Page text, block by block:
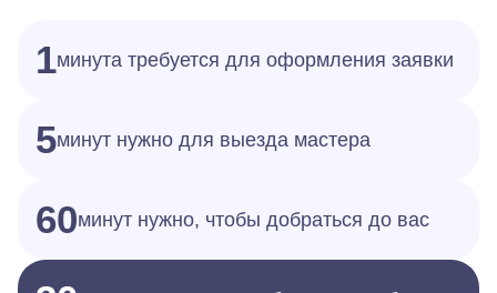
1минута требуется для оформления заявки
5минут нужно для выезда мастера
60минут нужно, чтобы добраться до вас